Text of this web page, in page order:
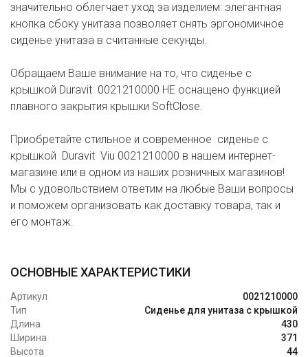
значительно облегчает уход за изделием: элегантная
кнопка сбоку унитаза позволяет снять эргономичное
сиденье унитаза в считанные секунды.
Обращаем Ваше внимание на то, что сиденье с
крышкой Duravit 0021210000 НЕ оснащено функцией
плавного закрытия крышки SoftClose.
Приобретайте стильное и современное сиденье с
крышкой Duravit Viu 0021210000 в нашем интернет-
магазине или в одном из наших розничных магазинов!
Мы с удовольствием ответим на любые Ваши вопросы
и поможем организовать как доставку товара, так и
его монтаж.
ОСНОВНЫЕ ХАРАКТЕРИСТИКИ
Артикул
0021210000
Тип
Сиденье для унитаза с крышкой
Длина
430
Ширина
371
Высота
44